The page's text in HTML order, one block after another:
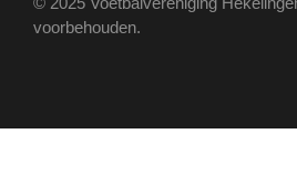
voorbehouden.